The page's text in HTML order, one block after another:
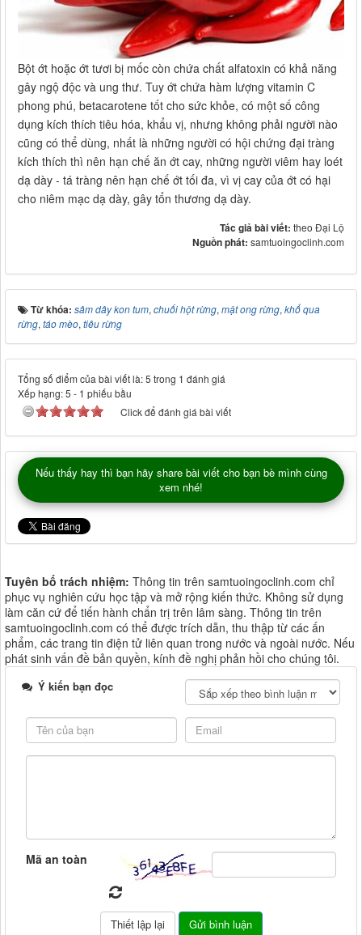
Bột ớt hoặc ớt tươi bị mốc còn chứa chất alfatoxin có khả năng
gây ngộ độc và ung thư. Tuy ớt chứa hàm lượng vitamin C
phong phú, betacarotene tốt cho sức khỏe, có một số công
dụng kích thích tiêu hóa, khẩu vị, nhưng không phải người nào
cũng có thể dùng, nhất là những người có hội chứng đại tràng
kích thích thì nên hạn chế ăn ớt cay, những người viêm hay loét
dạ dày - tá tràng nên hạn chế ớt tối đa, vì vị cay của ớt có hại
cho niêm mạc dạ dày, gây tổn thương dạ dày.
Tác giả bài viết: theo Đại Lộ
Nguồn phát: samtuoingoclinh.com
Từ khóa: sâm dây kon tum, chuối hột rừng, mật ong rừng, khổ qua
rừng, táo mèo, tiêu rừng
Tổng số điểm của bài viết là: 5 trong 1 đánh giá
Xếp hạng:5 - 1 phiếu bầu
Click để đánh giá bài viết
Nếu thấy hay thì bạn hãy share bài viết cho bạn bè mình cùng
xem nhé!
Tuyên bố trách nhiệm: Thông tin trên samtuoingoclinh.com chỉ
phục vụ nghiên cứu học tập và mở rộng kiến thức. Không sử dụng
làm căn cứ để tiến hành chẩn trị trên lâm sàng. Thông tin trên
samtuoingoclinh.com có thể được trích dẫn, thu thập từ các ấn
phẩm, các trang tin điện tử liên quan trong nước và ngoài nước. Nếu
phát sinh vấn đề bản quyền, kính đề nghị phản hồi cho chúng tôi.
Ý kiến bạn đọc
Mã an toàn